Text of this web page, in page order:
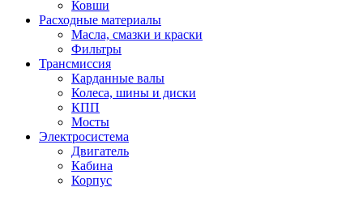
Ковши
Расходные материалы
Масла, смазки и краски
Фильтры
Трансмиссия
Карданные валы
Колеса, шины и диски
КПП
Мосты
Электросистема
Двигатель
Кабина
Корпус